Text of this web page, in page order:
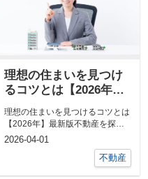
理想の住まいを見つけ
るコツとは【2026年】
理想の住まいを見つけるコツとは
【2026年】最新版不動産を探し
ている方は、理想の住まいについ
2026-04-01
不動産